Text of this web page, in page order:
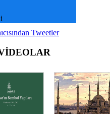
Tweetler